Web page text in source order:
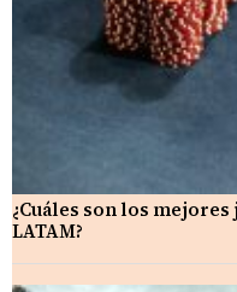
¿Cuáles son los
LATAM?